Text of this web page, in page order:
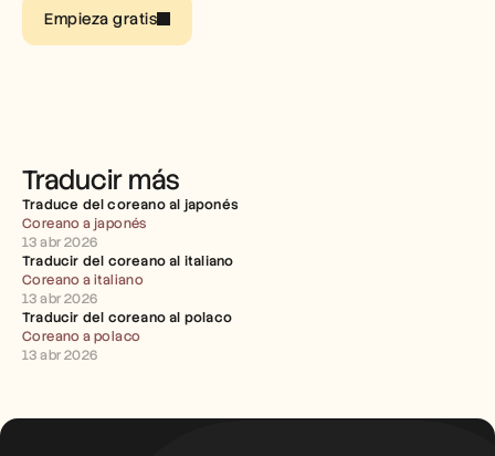
Empieza gratis
Traducir más
Traduce del coreano al japonés
Coreano a japonés
13 abr 2026
Traducir del coreano al italiano
Coreano a italiano
13 abr 2026
Traducir del coreano al polaco
Coreano a polaco
13 abr 2026
Empleo